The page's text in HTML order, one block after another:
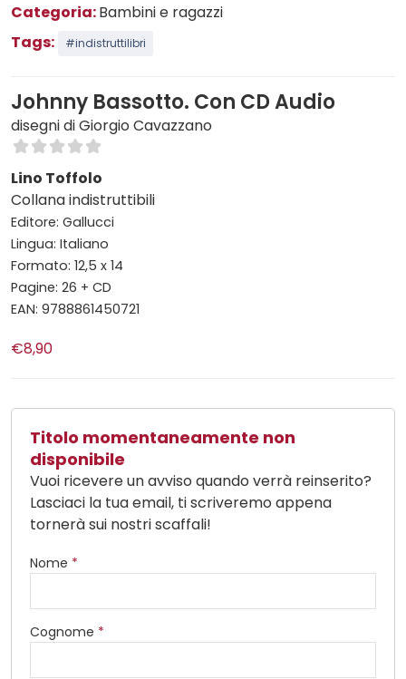
Categoria:Bambini e ragazzi
Tags:
#indistruttilibri
Johnny Bassotto. Con CD Audio
disegni di Giorgio Cavazzano
Lino Toffolo
Collana indistruttibili
Editore: Gallucci
Lingua: Italiano
Formato: 12,5 x 14
Pagine: 26 + CD
EAN: 9788861450721
€8,90
Titolo momentaneamente non
disponibile
Vuoi ricevere un avviso quando verrà reinserito?
Lasciaci la tua email, ti scriveremo appena
tornerà sui nostri scaffali!
Nome *
Cognome *